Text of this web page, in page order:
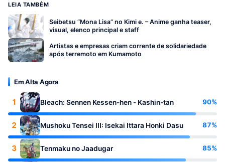
LEIA TAMBÉM
Seibetsu “Mona Lisa” no Kimi e. – Anime ganha teaser,
visual, elenco principal e staff
Artistas e empresas criam corrente de solidariedade
após terremoto em Kumamoto
Em Alta Agora
1 Bleach: Sennen Kessen-hen - Kashin-tan 90%
2 Mushoku Tensei III: Isekai Ittara Honki Dasu 87%
3 Tenmaku no Jaadugar 85%